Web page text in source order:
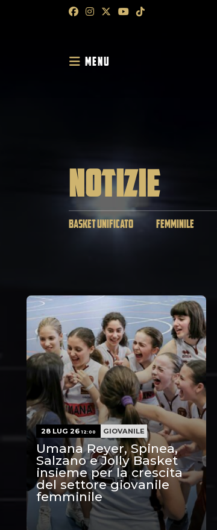
MENU
NOTIZIE
BASKET UNIFICATO FEMMINILE
Umana Reyer, Spinea,
Salzano e Jolly Basket
insieme per la crescita
del settore giovanile
femminile
28 LUG 2612:00 GIOVANILE